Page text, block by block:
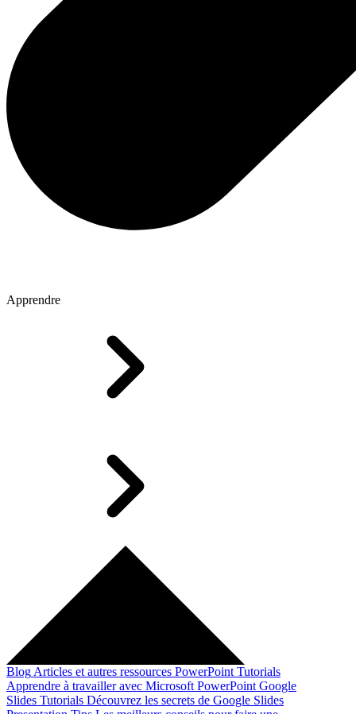
Apprendre
Blog Articles et autres ressources PowerPoint Tutorials
Apprendre à travailler avec Microsoft PowerPoint Google
Slides Tutorials Découvrez les secrets de Google Slides